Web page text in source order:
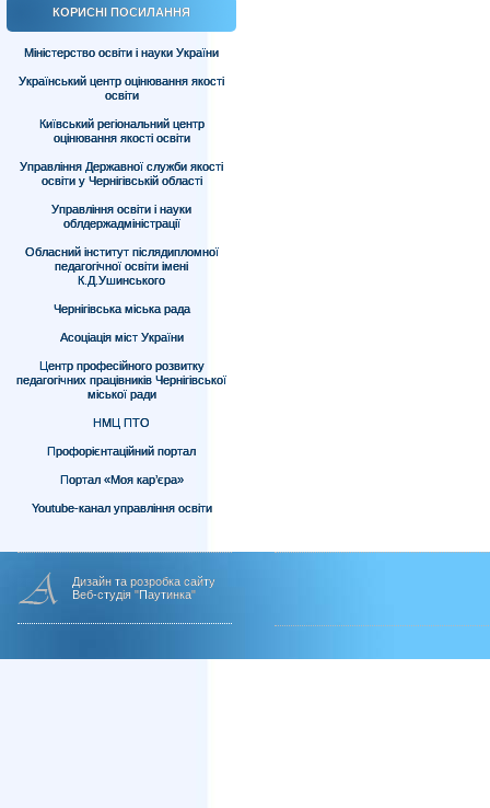
КОРИСНІ ПОСИЛАННЯ
Міністерство освіти і науки України
Український центр оцінювання якості
освіти
Київський регіональний центр
оцінювання якості освіти
Управління Державної служби якості
освіти у Чернігівській області
Управління освіти і науки
облдержадміністрації
Обласний інститут післядипломної
педагогічної освіти імені
К.Д.Ушинського
Чернігівська міська рада
Асоціація міст України
Центр професійного розвитку
педагогічних працівників Чернігівської
міської ради
НМЦ ПТО
Профорієнтаційний портал
Портал «Моя кар’єра»
Youtube-канал управління освіти
Дизайн та розробка сайту
Веб-студія "Паутинка"